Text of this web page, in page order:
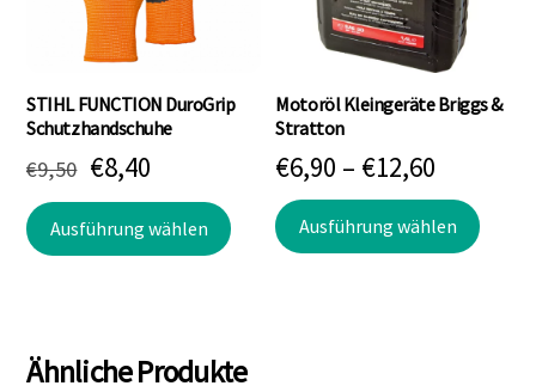
STIHL FUNCTION DuroGrip
Schutzhandschuhe
€9,50 Ursprünglicher
Preis
war:
€8,40Aktueller
Preis
ist:
Ausführung wählen
Dieses
Produkt
auf.
Motoröl Kleingeräte Briggs &
Stratton
€6,90 – €12,60
€6,90
bis
Ausführung wählen
Dieses
Ähnliche Produkte